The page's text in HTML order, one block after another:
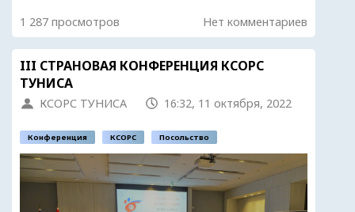
1 287 просмотров Нет комментариев
III СТРАНОВАЯ КОНФЕРЕНЦИЯ КСОРС
ТУНИСА
КСОРС ТУНИСА 16:32, 11 октября, 2022
Конференция КСОРС Посольство